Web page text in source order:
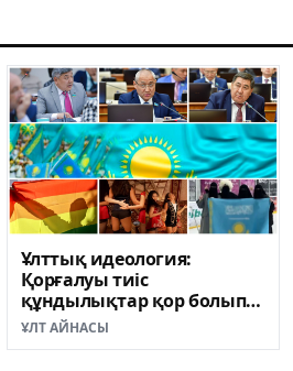
Ұлттық идеология:
Қорғалуы тиіс
құндылықтар қор болып
жатыр
ҰЛТ АЙНАСЫ